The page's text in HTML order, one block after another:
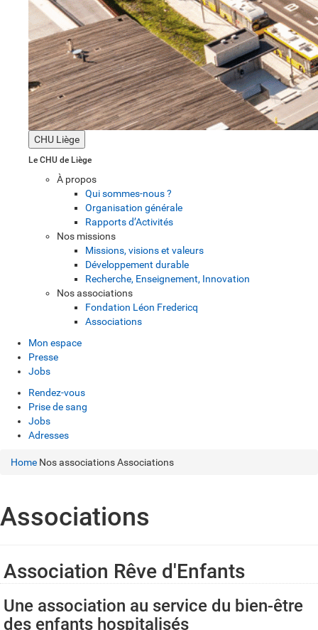
CHU Liège
Le CHU de Liège
À propos
Qui sommes-nous ?
Organisation générale
Rapports d’Activités
Nos missions
Missions, visions et valeurs
Développement durable
Recherche, Enseignement, Innovation
Nos associations
Fondation Léon Fredericq
Associations
Mon espace
Presse
Jobs
Rendez-vous
Prise de sang
Jobs
Adresses
Home Nos associationsAssociations
Associations
Association Rêve d'Enfants
Une association au service du bien-être
des enfants hospitalisés